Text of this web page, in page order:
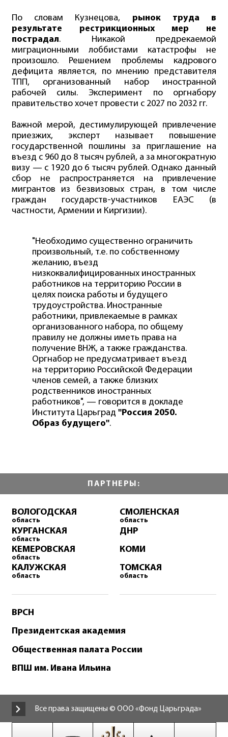
По словам Кузнецова, рынок труда в
результате рестрикционных мер не
пострадал. Никакой предрекаемой
миграционными лоббистами катастрофы не
произошло. Решением проблемы кадрового
дефицита является, по мнению представителя
ТПП, организованный набор иностранной
рабочей силы. Эксперимент по оргнабору
правительство хочет провести с 2027 по 2032 гг.
Важной мерой, дестимулирующей привлечение
приезжих, эксперт называет повышение
государственной пошлины за приглашение на
въезд с 960 до 8 тысяч рублей, а за многократную
визу — с 1920 до 6 тысяч рублей. Однако данный
сбор не распространяется на привлечение
мигрантов из безвизовых стран, в том числе
граждан государств-участников ЕАЭС (в
частности, Армении и Киргизии).
"Необходимо существенно ограничить
произвольный, т.е. по собственному
желанию, въезд
низкоквалифицированных иностранных
работников на территорию России в
целях поиска работы и будущего
трудоустройства. Иностранные
работники, привлекаемые в рамках
организованного набора, по общему
правилу не должны иметь права на
получение ВНЖ, а также гражданства.
Оргнабор не предусматривает въезд
на территорию Российской Федерации
членов семей, а также близких
родственников иностранных
работников", — говорится в докладе
Института Царьград "Россия 2050.
Образ будущего".
ПАРТНЕРЫ:
ВОЛОГОДСКАЯ
область
КУРГАНСКАЯ
область
КЕМЕРОВСКАЯ
область
КАЛУЖСКАЯ
область
СМОЛЕНСКАЯ
область
ДНР
КОМИ
ТОМСКАЯ
область
ВРСН
Президентская академия
Общественная палата России
ВПШ им. Ивана Ильина
Все права защищены © ООО «Фонд Царьграда»